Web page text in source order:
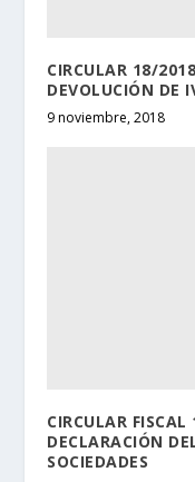
CIRCULAR 18/
DEVOLUCIÓN DE
9 noviembre, 2018
CIRCULAR
DECLARACIÓN
SOCIEDADES